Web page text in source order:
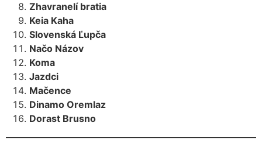
Zhavranelí bratia
Keia Kaha
Slovenská Ľupča
Načo Názov
Koma
Jazdci
Mačence
Dinamo Oremlaz
Dorast Brusno